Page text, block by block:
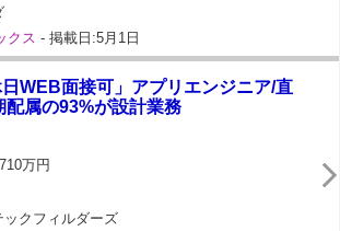
クス - 掲載日:5月1日
日WEB面接可」アプリエンジニア/直
配属の93%が設計業務
万円
クフィルダーズ